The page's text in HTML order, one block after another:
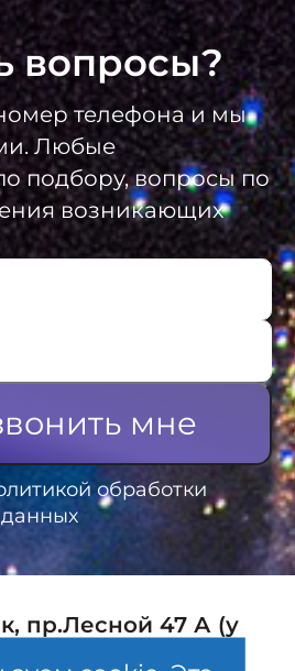
вопросы?
телефона и мы
Любые
подбору, вопросы по
возникающих
мне
обработки
пр.Лесной 47 А (у